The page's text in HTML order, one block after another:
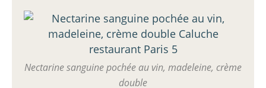
Nectarine sanguine pochée au vin, madeleine, crème
double